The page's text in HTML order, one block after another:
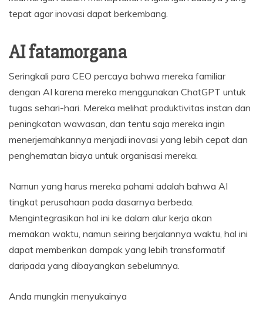
tepat agar inovasi dapat berkembang.
AI fatamorgana
Seringkali para CEO percaya bahwa mereka familiar
dengan AI karena mereka menggunakan ChatGPT untuk
tugas sehari-hari. Mereka melihat produktivitas instan dan
peningkatan wawasan, dan tentu saja mereka ingin
menerjemahkannya menjadi inovasi yang lebih cepat dan
penghematan biaya untuk organisasi mereka.
Namun yang harus mereka pahami adalah bahwa AI
tingkat perusahaan pada dasarnya berbeda.
Mengintegrasikan hal ini ke dalam alur kerja akan
memakan waktu, namun seiring berjalannya waktu, hal ini
dapat memberikan dampak yang lebih transformatif
daripada yang dibayangkan sebelumnya.
Anda mungkin menyukainya